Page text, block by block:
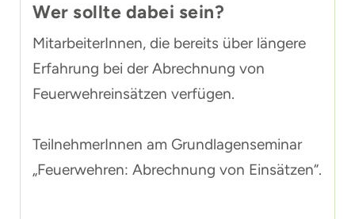
Wer sollte dabei sein?
MitarbeiterInnen, die bereits über längere
Erfahrung bei der Abrechnung von
Feuerwehreinsätzen verfügen.
TeilnehmerInnen am Grundlagenseminar
„Feuerwehren: Abrechnung von Einsätzen“.